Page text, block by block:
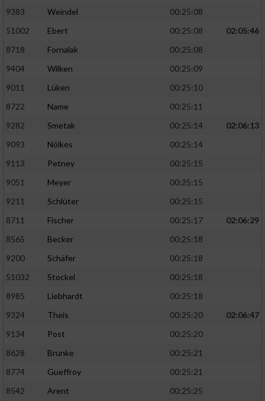
9383
Weindel
00:25:08
51002
Ebert 00:25:08
02:05:46
8718
Fornalak
00:25:08
9404
Wilken
00:25:09
9011
Lüken
00:25:10
8722
Name
00:25:11
9282
Smetak 00:25:14
02:06:13
9093
Nölkes
00:25:14
9113
Petney
00:25:15
9051
Meyer
00:25:15
9211
Schlüter
00:25:15
8711
Fischer 00:25:17
02:06:29
8565
Becker
00:25:18
9200
Schäfer
00:25:18
51032
Stockel
00:25:18
8985
Liebhardt
00:25:18
9324
Theis 00:25:20
02:06:47
9134
Post
00:25:20
8628
Brunke
00:25:21
8774
Gueffroy
00:25:21
8542
Arent
00:25:25